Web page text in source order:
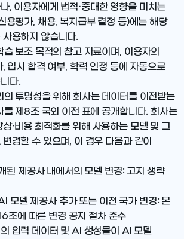
, 이용자에게 법적·중대한 영향을 미치는
용평가, 채용, 복지급부 결정 등)에는 해당
용하지 않습니다.
보조 목적의 참고 자료이며, 이용자의
입시 합격 여부, 학력 인정 등에 자동으로
다.
의 투명성을 위해 회사는 데이터를 이전받는
를 제8조 국외 이전 표에 공개합니다. 회사는
·비용 최적화를 위해 사용하는 모델 및 그
경할 수 있으며, 이 경우 다음과 같이
된 제공사 내에서의 모델 변경: 고지 생략
모델 제공사 추가 또는 이전 국가 변경: 본
조에 따른 변경 공지 절차 준수
입력 데이터 및 AI 생성물이 AI 모델